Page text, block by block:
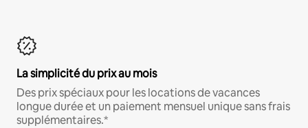
La simplicité du prix au mois
Des prix spéciaux pour les locations de vacances
longue durée et un paiement mensuel unique sans frais
supplémentaires.*